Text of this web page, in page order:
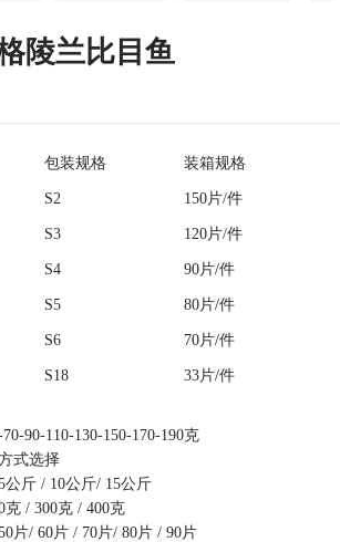
陵兰比目鱼
包装规格 装箱规格
S2 150片/件
S3 120片/件
S4 90片/件
S5 80片/件
S6 70片/件
S18 33片/件
90-110-130-150-170-190克
式选择
公斤 / 10公斤/ 15公斤
克 / 300克 / 400克
片/ 60片 / 70片/ 80片 / 90片